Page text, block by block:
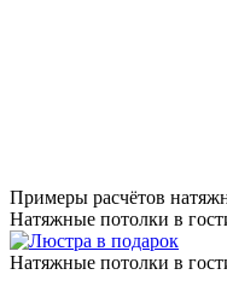
Примеры расчётов
Натяжные потолки в
Натяжные потолки в